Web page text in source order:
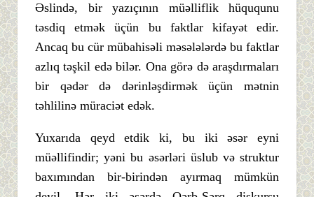
Əslində, bir yazıçının müəlliflik hüququnu
təsdiq etmək üçün bu faktlar kifayət edir.
Ancaq bu cür mübahisəli məsələlərdə bu faktlar
azlıq təşkil edə bilər. Ona görə də araşdırmaları
bir qədər də dərinləşdirmək üçün mətnin
təhlilinə müraciət edək.
Yuxarıda qeyd etdik ki, bu iki əsər eyni
müəllifindir; yəni bu əsərləri üslub və struktur
baxımından bir-birindən ayırmaq mümkün